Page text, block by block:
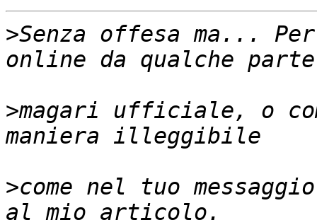
>Senza offesa ma...
>magari ufficiale, o
>come nel tuo